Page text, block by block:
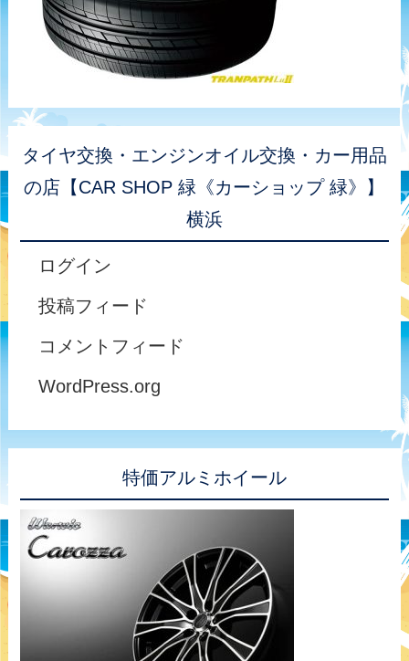
タイヤ交換・エンジンオイル交換・カー用品
の店【CAR SHOP 緑《カーショップ 緑》】
横浜
ログイン
投稿フィード
コメントフィード
WordPress.org
特価アルミホイール